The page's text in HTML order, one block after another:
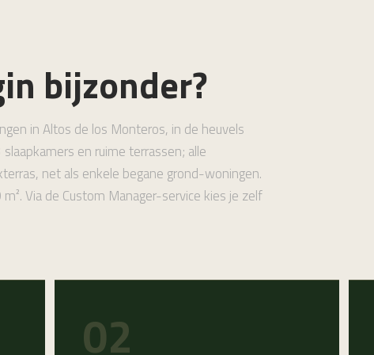
bijzonder?
in Altos de los Monteros, in de heuvels
en ruime terrassen; alle
net als enkele begane grond-woningen.
Via de Custom Manager-service kies je zelf
02